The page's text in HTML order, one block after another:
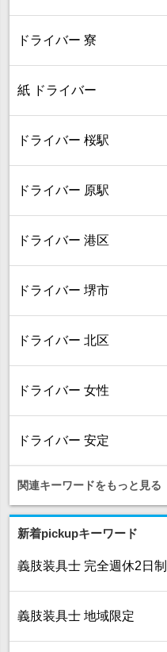
ドライバー 寮
紙 ドライバー
ドライバー 桜駅
ドライバー 原駅
ドライバー 港区
ドライバー 堺市
ドライバー 北区
ドライバー 女性
ドライバー 安定
関連キーワードをもっと見る
新着pickupキーワード
義肢装具士 完全週休2日制
義肢装具士 地域限定